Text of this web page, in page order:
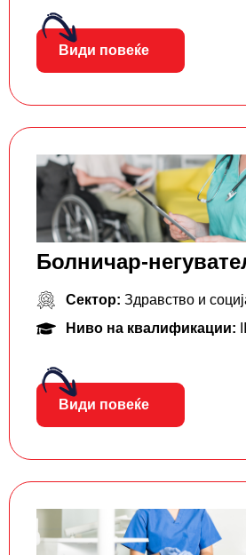
Види повеќе
Болничар-
Сектор: Здравство и
Ниво на квалификации:
Види повеќе